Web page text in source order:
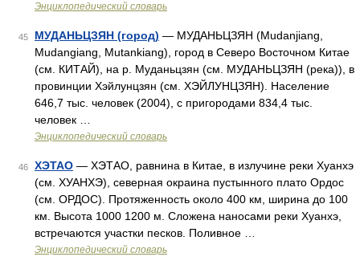
Энциклопедический словарь
45 МУДАНЬЦЗЯН (город) — МУДАНЬЦЗЯН (Mudanjiang,
Mudangiang, Mutankiang), город в Северо Восточном Китае
(см. КИТАЙ), на р. Муданьцзян (см. МУДАНЬЦЗЯН (река)), в
провинции Хэйлунцзян (см. ХЭЙЛУНЦЗЯН). Население
646,7 тыс. человек (2004), с пригородами 834,4 тыс.
человек …
Энциклопедический словарь
46 ХЭТАО — ХЭТАО, равнина в Китае, в излучине реки Хуанхэ
(см. ХУАНХЭ), северная окраина пустынного плато Ордос
(см. ОРДОС). Протяженность около 400 км, ширина до 100
км. Высота 1000 1200 м. Сложена наносами реки Хуанхэ,
встречаются участки песков. Поливное …
Энциклопедический словарь